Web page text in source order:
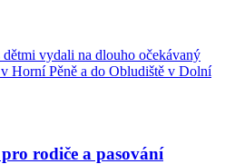
dětmi vydali na dlouho očekávaný
Horní Pěně a do Obludiště v Dolní
rodiče a pasování